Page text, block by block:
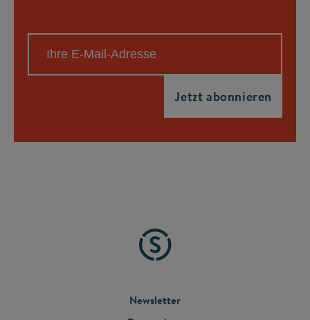
FOOTER
Newsletter